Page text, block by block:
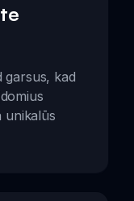
garsus, kad
unikalūs